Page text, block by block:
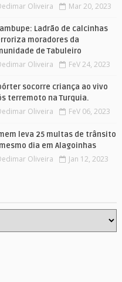
Oliveira Mar 20, 2023
Ladrão de calcinhas
moradores da
de Tabuleiro
Oliveira FeV 24, 2023
socorre criança ao vivo
terremoto na Turquia.
Oliveira FeV 06, 2023
leva 25 multas de trânsito
dia em Alagoinhas
Oliveira Jan 12, 2023